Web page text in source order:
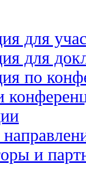
для
для
по
и